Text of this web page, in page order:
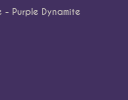
Purple Dynamite